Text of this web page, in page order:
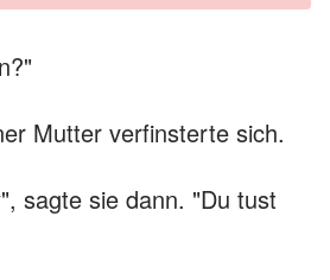
Mutter verfinsterte sich.
sagte sie dann. "Du tust